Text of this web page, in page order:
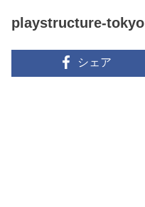
playstructure-tokyo
シェア